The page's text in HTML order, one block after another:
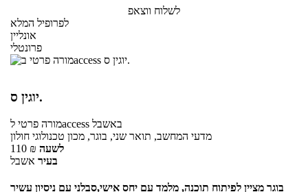
לשלוח ווצאפ
לפרופיל המלא
אונליין
פרונטלי
יוגין ס.
מורה פרטילaccess באשבל
מדעי המחשב, תואר שני, בוגר, מכון טכנולוגי חולון
110 ₪ לשעה
בעיר אשבל
בוגר מציין לפיתוח תוכנה, מלמד עם יחס אישי,סבלני עם ניסיון עשיר